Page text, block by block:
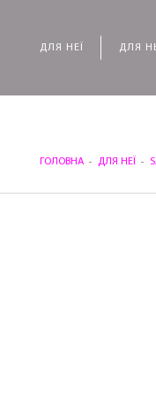
ДЛЯ НЕЇ ДЛЯ
ГОЛОВНА ДЛЯ НЕЇ